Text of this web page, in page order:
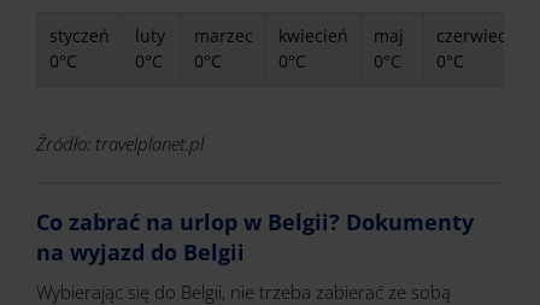
styczeń
0°C
luty
0°C
marzec
0°C
kwiecień
0°C
maj
0°C
czerwiec
0°C
Źródło: travelplanet.pl
Co zabrać na urlop w Belgii? Dokumenty
na wyjazd do Belgii
Wybierając się do Belgii, nie trzeba zabierać ze sobą